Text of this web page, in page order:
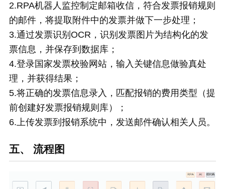
2.RPA机器人监控制定邮箱收信，符合发票报销规则
的邮件，将提取附件中的发票并做下一步处理；
3.通过发票识别OCR，识别发票图片为结构化的发
票信息，并保存到数据库；
4.登录国家发票校验网站，输入关键信息做验真处
理，并获得结果；
5.将正确的发票信息录入，匹配报销的费用类型（提
前创建好发票报销规则库）；
6.上传发票到报销系统中，发送邮件确认相关人员。
五、 流程图